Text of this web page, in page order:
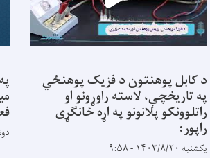
د کابل پوهنتون د فزیک پوهنځي
په تاریخچې، لاسته راوړونو او
راتلوونکو پلانونو په اړه ځانګړی
راپور:
یکشنبه ۱۴۰۳/۸/۲۰ - ۹:۵۸